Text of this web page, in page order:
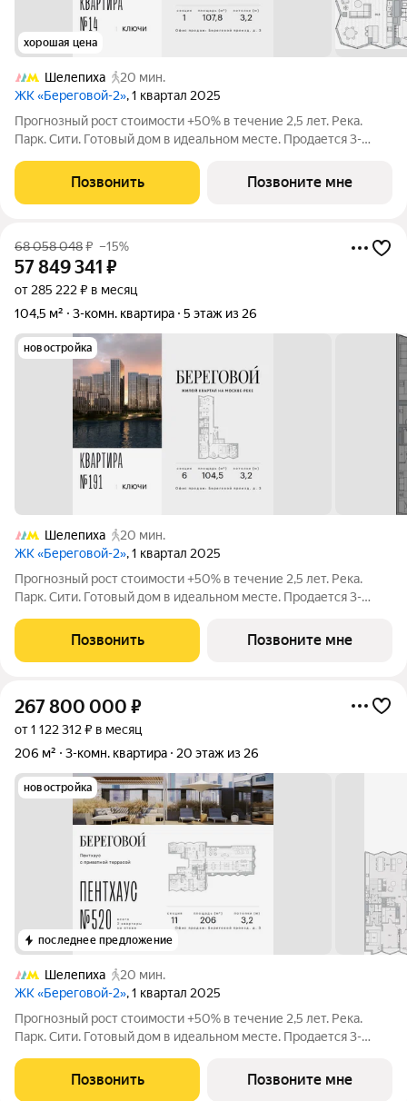
хорошая цена
Шелепиха
20 мин.
ЖК «Береговой-2», 1 квартал 2025
Прогнозный рост стоимости +50% в течение 2,5 лет. Река.
Парк. Сити. Готовый дом в идеальном месте. Продается 3-
и видом на Москву-реку. Береговой - квартал-курорт в центре
столицы. Пешеходная
Позвонить Позвоните мне
68 058 048₽ –15%
57 849 341 ₽
от 285 222 ₽ в месяц
104,5 м²
3-комн. квартира 5 этаж из 26
новостройка
Шелепиха
20 мин.
ЖК «Береговой-2», 1 квартал 2025
Прогнозный рост стоимости +50% в течение 2,5 лет. Река.
Парк. Сити. Готовый дом в идеальном месте. Продается 3-
и видом на Москву-реку. Береговой - квартал-курорт в центре
столицы. Пешеходная
Позвонить Позвоните мне
267 800 000 ₽
от 1 122 312 ₽ в месяц
206 м²
3-комн. квартира 20 этаж из 26
новостройка
последнее предложение
Шелепиха
20 мин.
ЖК «Береговой-2», 1 квартал 2025
Прогнозный рост стоимости +50% в течение 2,5 лет. Река.
Парк. Сити. Готовый дом в идеальном месте. Продается 3-
и видом на Москву-реку. Береговой - квартал-курорт в центре
столицы. Пешеходная
Позвонить Позвоните мне